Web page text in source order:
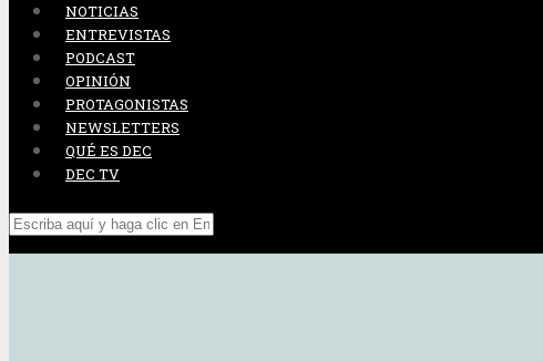
NOTICIAS
ENTREVISTAS
PODCAST
OPINIÓN
PROTAGONISTAS
NEWSLETTERS
QUÉ ES DEC
DEC TV